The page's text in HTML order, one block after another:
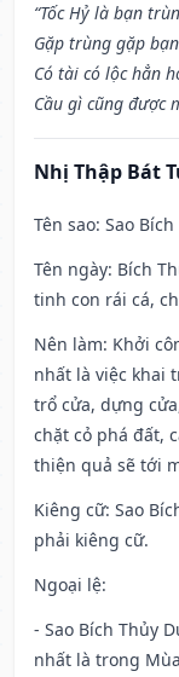
“Tốc Hỷ là bạn
Gặp trùng gặp
Có tài có lộc hẳn
Cầu gì cũng được
Nhị Thập Bát
Tên sao: Sao Bích
Tên ngày: Bích
tinh con rái cá,
Nên làm: Khởi
nhất là việc khai
trổ cửa, dựng
chặt cỏ phá đất,
thiện quả sẽ tới
Kiêng cữ: Sao
phải kiêng cữ.
Ngoại lệ:
- Sao Bích Thủy
nhất là trong